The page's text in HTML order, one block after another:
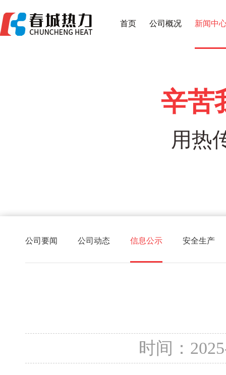
首页 公司概况 新闻中
辛苦
用热
公司要闻 公司动态 信息公示 安全生产
时间：